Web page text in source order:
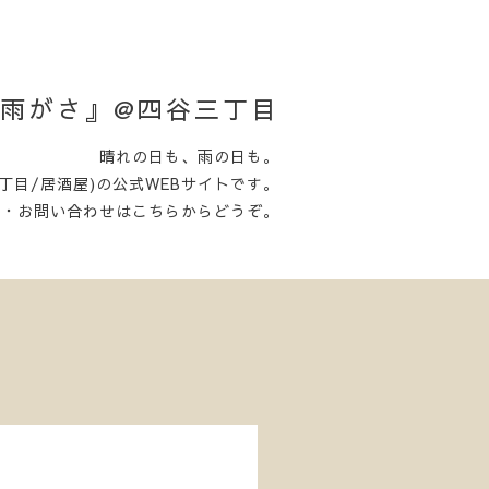
さ』@四谷三丁目
晴れの日も、雨の日も。
目/居酒屋)の公式WEBサイトです。
お問い合わせはこちらからどうぞ。